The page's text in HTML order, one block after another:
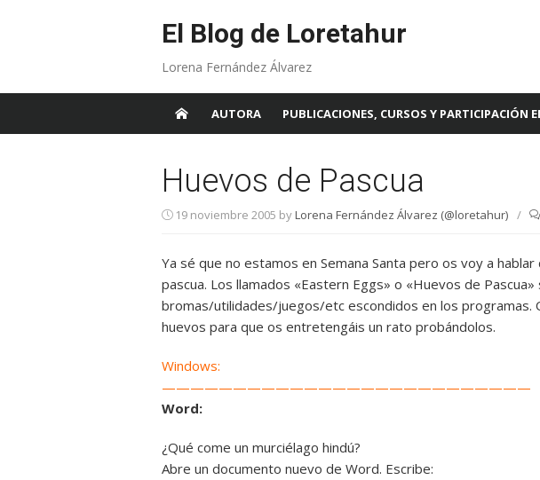
El Blog de Loretahur
Lorena Fernández Álvarez
AUTORA PUBLICACIONES, CURSOS Y PARTICIPACIÓN
Huevos de Pascua
19 noviembre 2005 byLorena Fernández Álvarez (@loretahur) /
Ya sé que no estamos en Semana Santa pero os voy a
pascua. Los llamados «Eastern Eggs» o «Huevos de Pascua»
bromas/utilidades/juegos/etc escondidos en los programas.
huevos para que os entretengáis un rato probándolos.
Windows:
——————————————————————————
Word:
¿Qué come un murciélago hindú?
Abre un documento nuevo de Word. Escribe: